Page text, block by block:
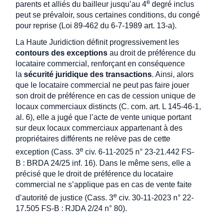
parents et alliés du bailleur jusqu’au 4e degré inclus
peut se prévaloir, sous certaines conditions, du congé
pour reprise (Loi 89-462 du 6-7-1989 art. 13-a).
La Haute Juridiction définit progressivement les
contours des exceptions au droit de préférence du
locataire commercial, renforçant en conséquence
la sécurité juridique des transactions. Ainsi, alors
que le locataire commercial ne peut pas faire jouer
son droit de préférence en cas de cession unique de
locaux commerciaux distincts (C. com. art. L 145-46-1,
al. 6), elle a jugé que l’acte de vente unique portant
sur deux locaux commerciaux appartenant à des
propriétaires différents ne relève pas de cette
exception (Cass. 3e civ. 6-11-2025 n° 23-21.442 FS-
B : BRDA 24/25 inf. 16). Dans le même sens, elle a
précisé que le droit de préférence du locataire
commercial ne s’applique pas en cas de vente faite
d’autorité de justice (Cass. 3e civ. 30-11-2023 n° 22-
17.505 FS-B : RJDA 2/24 n° 80).